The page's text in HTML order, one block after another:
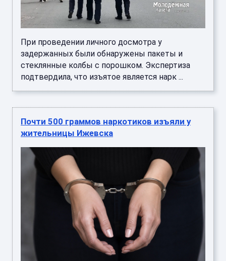
При проведении личного досмотра у
задержанных были обнаружены пакеты и
стеклянные колбы с порошком. Экспертиза
подтвердила, что изъятое является нарк ...
Почти 500 граммов наркотиков изъяли у
жительницы Ижевска